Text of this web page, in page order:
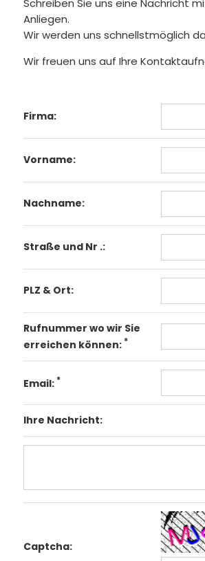
Schreiben Sie uns eine Nachricht
Anliegen.
Wir werden uns schnellstmöglich
Wir freuen uns auf Ihre
Firma:
Vorname:
Nachname:
Straße und Nr .:
PLZ & Ort:
Rufnummer wo wir Sie
erreichen können: *
Email: *
Ihre Nachricht:
Captcha: